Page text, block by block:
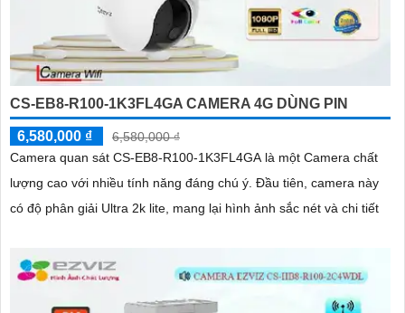
CS-EB8-R100-1K3FL4GA CAMERA 4G DÙNG PIN
6,580,000 ₫
6,580,000 ₫
Camera quan sát CS-EB8-R100-1K3FL4GA là một Camera chất
lượng cao với nhiều tính năng đáng chú ý. Đầu tiên, camera này
có độ phân giải Ultra 2k lite, mang lại hình ảnh sắc nét và chi tiết